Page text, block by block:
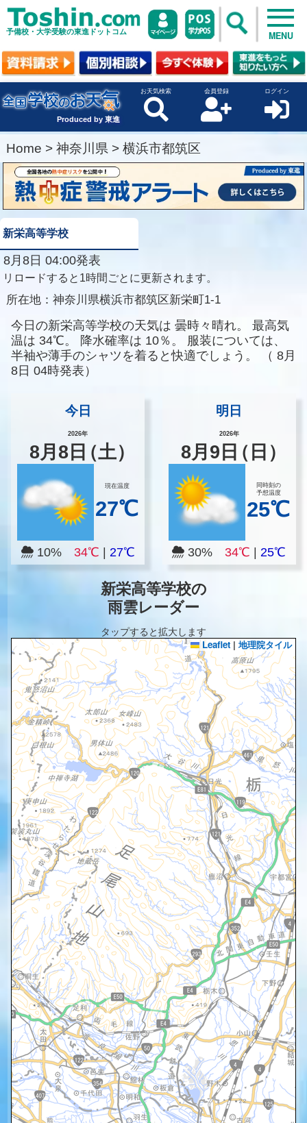
予備校・大学受験の東進ドットコム MENU
Produced by 東進
お天気検索 会員登録 ログイン
Home > 神奈川県 > 横浜市都筑区
新栄高等学校
8月8日 04:00発表
リロードすると1時間ごとに更新されます。
所在地： 神奈川県横浜市都筑区新栄町1-1
今日の新栄高等学校の天気は 曇時々晴れ。
最高気
温は 34℃。 降水確率は 10％。
服装については、
半袖や薄手のシャツを着ると快適でしょう。
（ 8月
8日 04時発表）
今日
2026年
8月8 日（土）
現在温度
27℃
10% 34℃ 27℃
明日
2026年
8月 9 日（日）
同時刻の
予想温度
25℃
30% 34℃ |25℃
新栄高等学校の
雨雲レーダー
タップすると拡大します
Leaflet | 地理院タイル